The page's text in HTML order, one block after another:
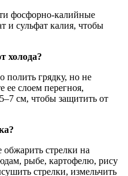
фосфорно-калийные
и сульфат калия, чтобы
холода?
полить грядку, но не
ее слоем перегноя,
см, чтобы защитить от
стрелки на
рыбе, картофелю, рису
стрелки, измельчить